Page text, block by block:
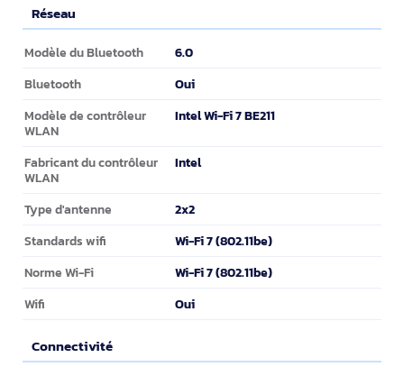
Réseau
Réseau
Modèle du Bluetooth 6.0
Bluetooth Oui
Modèle de contrôleur
WLAN
Intel Wi-Fi 7 BE211
Fabricant du contrôleur
WLAN
Intel
Type d'antenne 2x2
Standards wifi Wi-Fi 7 (802.11be)
Norme Wi-Fi Wi-Fi 7 (802.11be)
Wifi Oui
Connectivité